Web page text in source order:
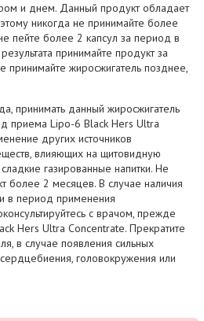
и днем. Данный продукт обладает
никогда не принимайте более
пейте более 2 капсул за период в
принимайте продукт за
жиросжигатель позднее,
принимать данный жиросжигатель
приема Lipo-6 Black Hers Ultra
других источников
влияющих на щитовидную
газированные напитки. Не
более 2 месяцев. В случае наличия
в период применения
с врачом, прежде
Hers Ultra Concentrate. Прекратите
в случае появления сильных
головокружения или